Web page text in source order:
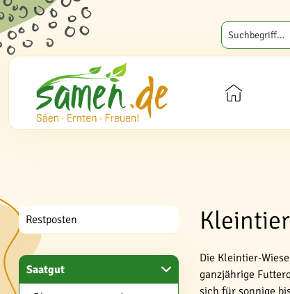
Restposten
Saatgut
Die Kleintier-
ganzjährige
sich für sonnige